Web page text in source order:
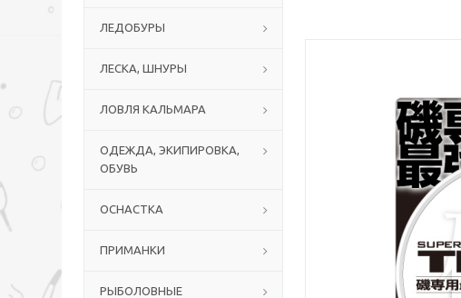
ЛЕДОБУРЫ
ЛЕСКА, ШНУРЫ
ЛОВЛЯ КАЛЬМАРА
ОДЕЖДА, ЭКИПИРОВКА,
ОБУВЬ
ОСНАСТКА
ПРИМАНКИ
РЫБОЛОВНЫЕ